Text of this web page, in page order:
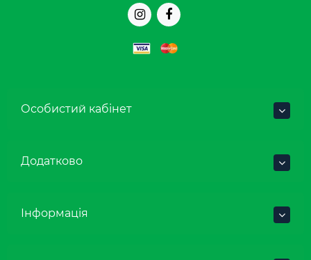
Особистий кабінет
Додатково
Інформація